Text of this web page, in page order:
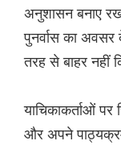
अनुशासन बनाए
पुनर्वास का अवसर
तरह से बाहर नहीं
याचिकाकर्ताओं
और अपने